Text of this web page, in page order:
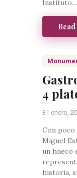
Instituto…
4
31 enero,
Con poco
Miguel
un hueco
historia,